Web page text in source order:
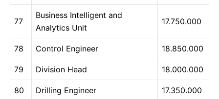
77
Business Intelligent and
Analytics Unit
17.750.000
78 Control Engineer 18.850.000
79 Division Head 18.000.000
80 Drilling Engineer 17.350.000